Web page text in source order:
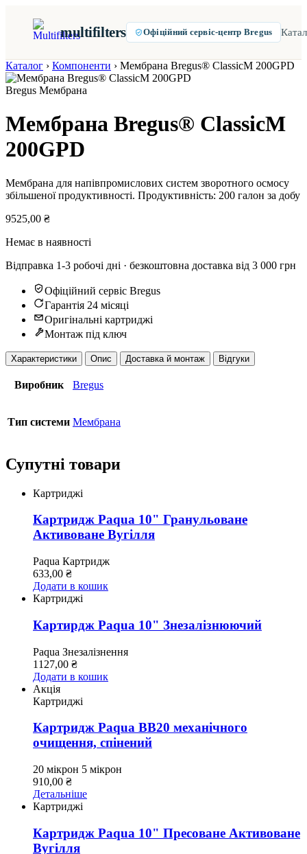
multifilters Офіційний сервіс-центр Bregus
Каталог › Компоненти › Мембрана Bregus® ClassicM 200GPD
Bregus Мембрана
Мембрана Bregus® ClassicM
200GPD
Мембрана для напівпромислових систем зворотного осмосу
збільшеної продуктивності. Продуктивність: 200 галон за добу
9525,00 ₴
Немає в наявності
Відправка 1-3 робочі дні · безкоштовна доставка від 3 000 грн
Офіційний сервіс Bregus
Гарантія 24 місяці
Оригінальні картриджі
Монтаж під ключ
Характеристики Опис Доставка й монтаж Відгуки
Виробник Bregus
Тип системи Мембрана
Супутні товари
Картриджі
Картридж Paqua 10" Гранульоване
Активоване Вугілля
Paqua Картридж
633,00 ₴
Додати в кошик
Картриджі
Картирдж Paqua 10" Знезалізнюючий
Paqua Знезалізнення
1127,00 ₴
Додати в кошик
Акція
Картриджі
Картридж Paqua BB20 механічного
очищення, спінений
20 мікрон 5 мікрон
910,00 ₴
Детальніше
Картриджі
Картридж Paqua 10" Пресоване Активоване
Вугілля